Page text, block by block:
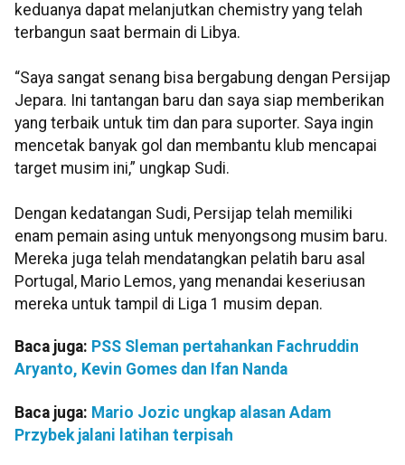
keduanya dapat melanjutkan chemistry yang telah
terbangun saat bermain di Libya.
“Saya sangat senang bisa bergabung dengan Persijap
Jepara. Ini tantangan baru dan saya siap memberikan
yang terbaik untuk tim dan para suporter. Saya ingin
mencetak banyak gol dan membantu klub mencapai
target musim ini,” ungkap Sudi.
Dengan kedatangan Sudi, Persijap telah memiliki
enam pemain asing untuk menyongsong musim baru.
Mereka juga telah mendatangkan pelatih baru asal
Portugal, Mario Lemos, yang menandai keseriusan
mereka untuk tampil di Liga 1 musim depan.
Baca juga: PSS Sleman pertahankan Fachruddin
Aryanto, Kevin Gomes dan Ifan Nanda
Baca juga: Mario Jozic ungkap alasan Adam
Przybek jalani latihan terpisah